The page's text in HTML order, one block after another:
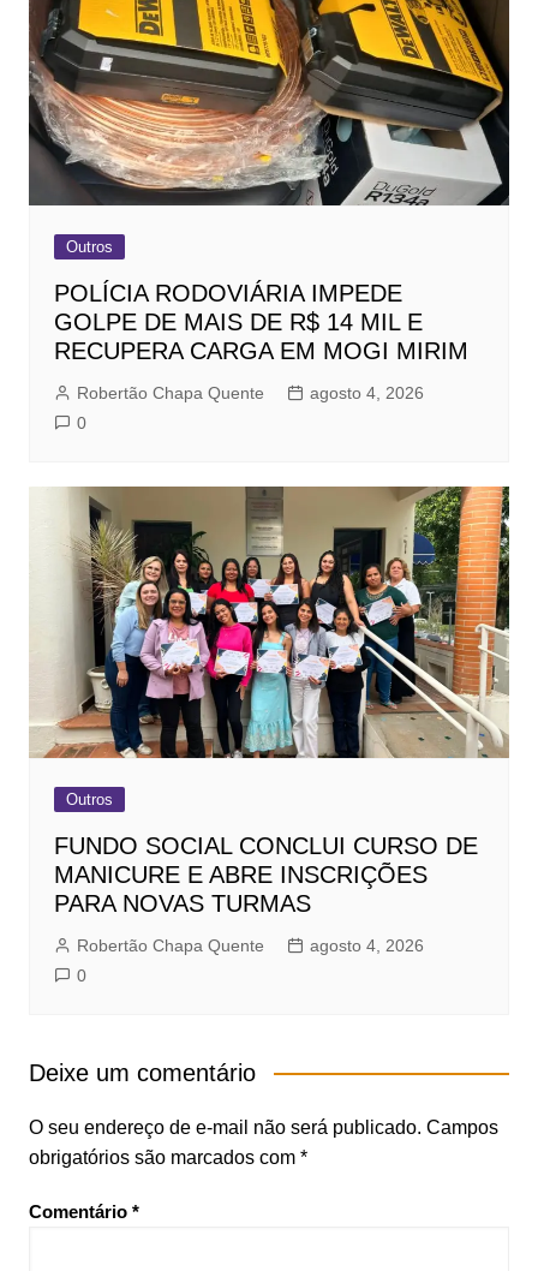
Outros
POLÍCIA RODOVIÁRIA IMPEDE
GOLPE DE MAIS DE R$ 14 MIL E
RECUPERA CARGA EM MOGI MIRIM
Robertão Chapa Quente
agosto 4, 2026
0
Outros
FUNDO SOCIAL CONCLUI CURSO DE
MANICURE E ABRE INSCRIÇÕES
PARA NOVAS TURMAS
Robertão Chapa Quente
agosto 4, 2026
0
Deixe um comentário
O seu endereço de e-mail não será publicado. Campos
obrigatórios são marcados com *
Comentário *